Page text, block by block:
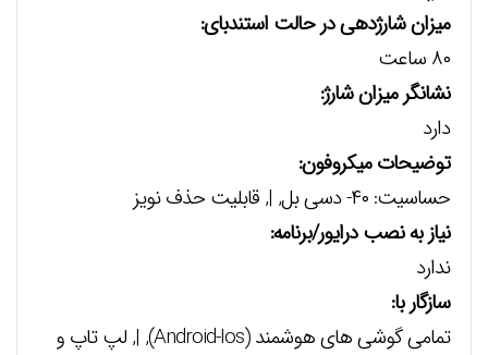
میزان شارژدهی در حالت استندبای:
۸۰ ساعت
نشانگر میزان شارژ:
دارد
توضیحات میکروفون:
حساسیت: ۴۰- دسی بل, |, قابلیت حذف نویز
نیاز به نصب درایور/برنامه:
ندارد
سازگار با:
تمامی گوشی های هوشمند (Android-Ios), |, لپ تاپ و